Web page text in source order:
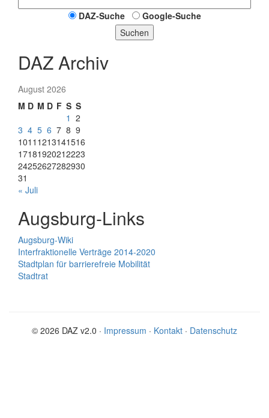
DAZ-Suche
Google-Suche
Suchen
DAZ Archiv
August 2026
M D M D F S S
1 2
3 4 5 6 7 8 9
1011 1213141516
17181920212223
24252627282930
31
« Juli
Augsburg-Links
Augsburg-Wiki
Interfraktionelle Verträge 2014-2020
Stadtplan für barrierefreie Mobilität
Stadtrat
© 2026 DAZ v2.0 · Impressum · Kontakt · Datenschutz